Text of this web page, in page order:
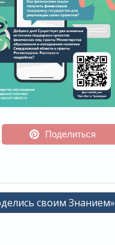
Поделиться
своим Знанием»